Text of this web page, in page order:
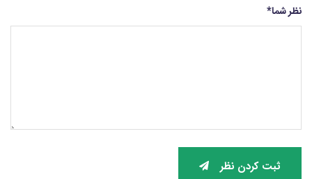
نظر شما*
ثبت کردن نظر